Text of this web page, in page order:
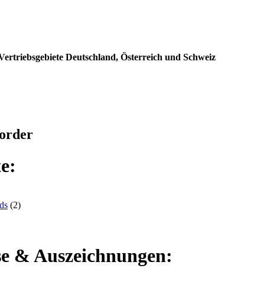
Deutschland, Österreich und Schweiz
(2)
& Auszeichnungen: